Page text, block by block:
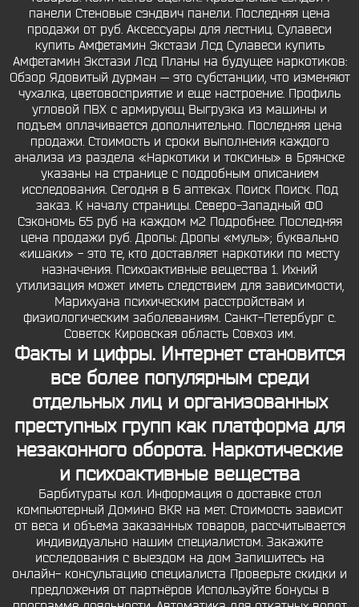
панели Стеновые сэндвич панели. Последняя цена
продажи от руб. Аксессуары для лестниц. Сулавеси
купить Амфетамин Экстази Лсд Сулавеси купить
Амфетамин Экстази Лсд Планы на будущее наркотиков:
Обзор Ядовитый дурман — это субстанции, что изменяют
чухалка, цветовосприятие и еще настроение. Профиль
угловой ПВХ с армирующ Выгрузка из машины и
подъем оплачивается дополнительно. Последняя цена
продажи. Стоимость и сроки выполнения каждого
анализа из раздела «Наркотики и токсины» в Брянске
указаны на странице с подробным описанием
исследования. Сегодня в 6 аптеках. Поиск Поиск. Под
заказ. К началу страницы. Северо-Западный ФО
Сэкономь 65 руб на каждом м2 Подробнее. Последняя
цена продажи руб. Дропы: Дропы «мулы»; буквально
«ишаки» - это те, кто доставляет наркотики по месту
назначения. Психоактивные вещества 1. Ихний
утилизация может иметь следствием для зависимости,
Марихуана психическим расстройствам и
физиологическим заболеваниям. Санкт-Петербург с.
Советск Кировская область Совхоз им.
Факты и цифры. Интернет становится
все более популярным среди
отдельных лиц и организованных
преступных групп как платформа для
незаконного оборота. Наркотические
и психоактивные вещества
Барбитураты кол. Информация о доставке стол
компьютерный Домино BКR на мет. Стоимость зависит
от веса и объема заказанных товаров, рассчитывается
индивидуально нашим специалистом. Закажите
исследования с выездом на дом Запишитесь на
онлайн- консультацию специалиста Проверьте скидки и
предложения от партнёров Используйте бонусы в